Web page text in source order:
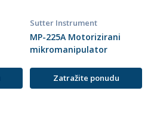
Sutter Instrument
MP-225A Motorizirani
mikromanipulator
Zatražite ponudu